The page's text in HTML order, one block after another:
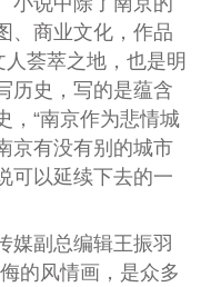
、商业文化，作品
人荟萃之地，也是明
历史，写的是蕴含
，“南京作为悲情城
京有没有别的城市
可以延续下去的一
媒副总编辑王振羽
的风情画，是众多